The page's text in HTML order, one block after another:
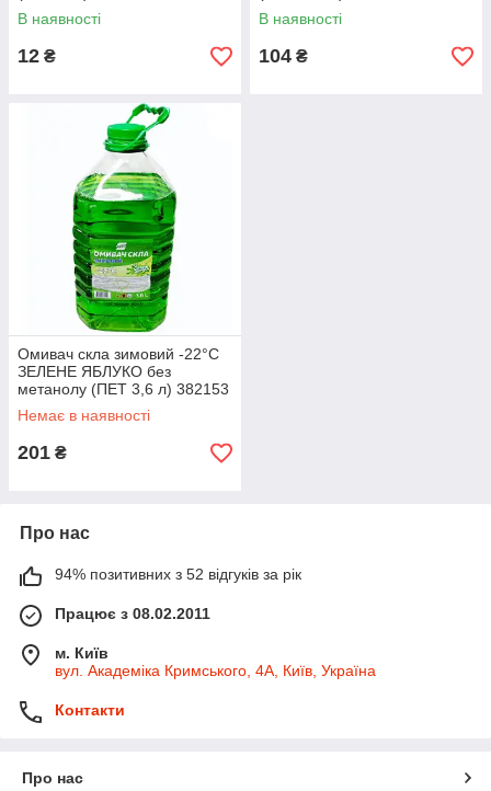
В наявності
12 ₴
В наявності
104 ₴
Омивач скла зимовий -22°C
ЗЕЛЕНЕ ЯБЛУКО без
метанолу (ПЕТ 3,6 л) 382153
Немає в наявності
201 ₴
Про нас
94% позитивних з 52 відгуків за рік
Працює з 08.02.2011
м. Київ
вул. Академіка Кримського, 4А, Київ, Україна
Контакти
Про нас